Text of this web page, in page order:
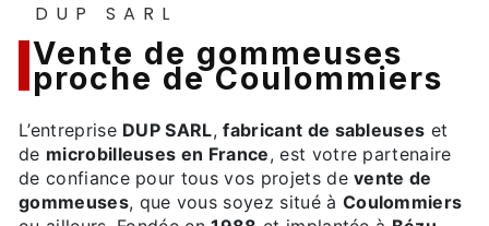
DUP SARL
vente de gommeuses
proche de Coulommiers
L’entreprise DUP SARL,fabricant de sableuses et
de microbilleuses en France, est votre partenaire
de confiance pour tous vos projets devente de
gommeuses, que vous soyez situé à Coulommiers